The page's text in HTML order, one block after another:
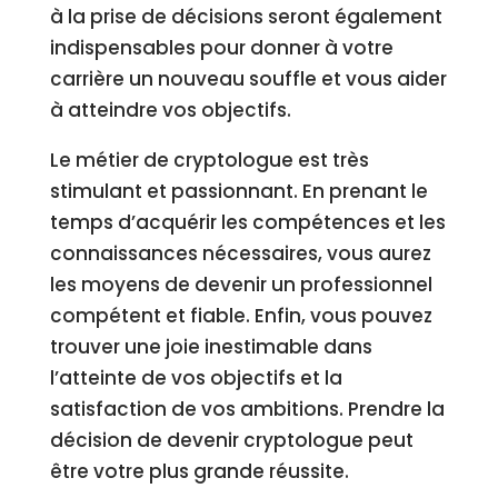
à la prise de décisions seront également
indispensables pour donner à votre
carrière un nouveau souffle et vous aider
à atteindre vos objectifs.
Le métier de cryptologue est très
stimulant et passionnant. En prenant le
temps d’acquérir les compétences et les
connaissances nécessaires, vous aurez
les moyens de devenir un professionnel
compétent et fiable. Enfin, vous pouvez
trouver une joie inestimable dans
l’atteinte de vos objectifs et la
satisfaction de vos ambitions. Prendre la
décision de devenir cryptologue peut
être votre plus grande réussite.